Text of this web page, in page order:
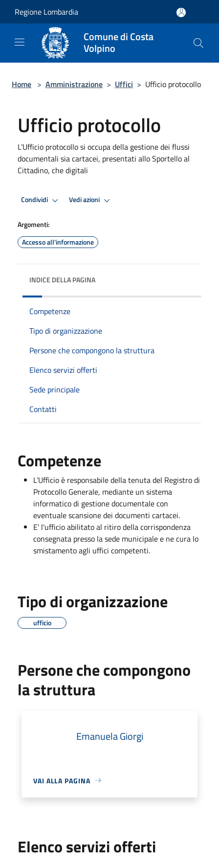
Regione Lombardia
Comune di Costa
Volpino
Home > Amministrazione > Uffici > Ufficio protocollo
Ufficio protocollo
L’Ufficio protocollo si occupa della gestione dei flussi
documentali sia cartacei, presentati allo Sportello al
Cittadino, che digitali
Condividi Vedi azioni
Argomenti:
Accesso all'informazione
INDICE DELLA PAGINA
Competenze
Tipo di organizzazione
Persone che compongono la struttura
Elenco servizi offerti
Sede principale
Contatti
Competenze
L’Ufficio è responsabile della tenuta del Registro di
Protocollo Generale, mediante un sistema
informatico di gestione documentale con
eventuale scansione dei documenti cartacei.
E' l'ufficio abilitato al ritiro della corrispondenza
consegnata presso la sede municipale e ne cura lo
smistamento agli uffici competenti.
Tipo di organizzazione
ufficio
Persone che compongono
la struttura
Emanuela Giorgi
VAI ALLA PAGINA
Elenco servizi offerti